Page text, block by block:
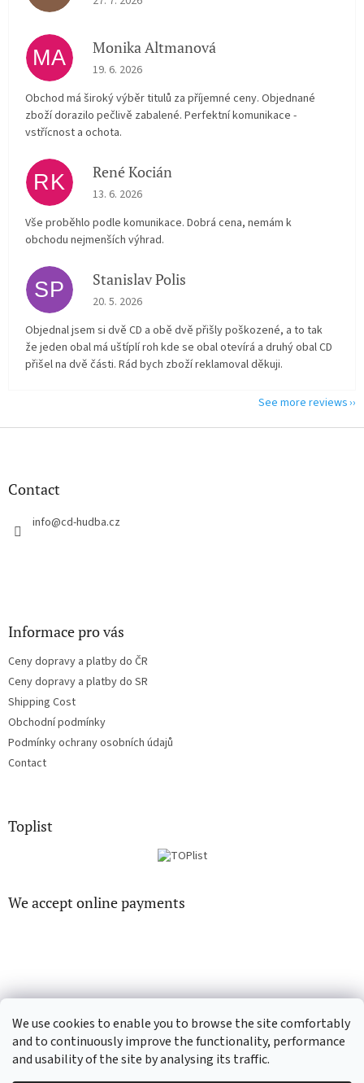
We use cookies to enable you to browse the site comfortably
and to continuously improve the functionality, performance
and usability of the site by analysing its traffic.
MA Monika Altmanová
The store rating is 5 out of 5 stars.
19. 6. 2026
Obchod má široký výběr titulů za příjemné ceny. Objednané
zboží dorazilo pečlivě zabalené. Perfektní komunikace -
vstřícnost a ochota.
RK René Kocián
The store rating is 5 out of 5 stars.
13. 6. 2026
Vše proběhlo podle komunikace. Dobrá cena, nemám k
obchodu nejmenších výhrad.
SP Stanislav Polis
The store rating is 2 out of 5 stars.
20. 5. 2026
Objednal jsem si dvě CD a obě dvě přišly poškozené, a to tak
že jeden obal má uštíplí roh kde se obal otevírá a druhý obal CD
přišel na dvě části. Rád bych zboží reklamoval děkuji.
See more reviews
F
Contact
info@cd-hudba.cz
Informace pro vás
Ceny dopravy a platby do ČR
Ceny dopravy a platby do SR
Shipping Cost
Obchodní podmínky
Podmínky ochrany osobních údajů
Contact
Toplist
We accept online payments